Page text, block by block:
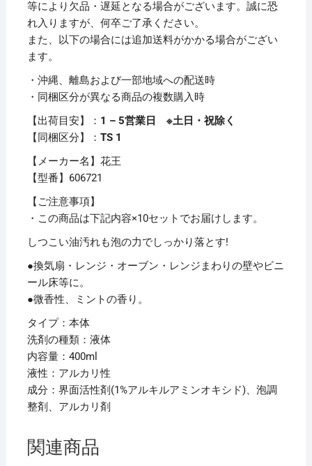
プ
レ
ー
本
体
400ml
本
セ
ッ
ト】
個
等により欠品・遅延となる場合がございます。誠に恐
れ入りますが、何卒ご了承ください。
また、以下の場合には追加送料がかかる場合がござい
ます。
・沖縄、離島および一部地域への配送時
・同梱区分が異なる商品の複数購入時
【出荷目安】： 1 – 5営業日 ※土日・祝除く
【同梱区分】： TS 1
【メーカー名】花王
【型番】606721
【ご注意事項】
・この商品は下記内容×10セットでお届けします。
しつこい油汚れも泡の力でしっかり落とす!
●換気扇・レンジ・オーブン・レンジまわりの壁やビニ
ール床等に。
●微香性、ミントの香り。
タイプ：本体
洗剤の種類：液体
内容量：400ml
液性：アルカリ性
成分：界面活性剤(1%アルキルアミンオキシド)、泡調
整剤、アルカリ剤
関連商品